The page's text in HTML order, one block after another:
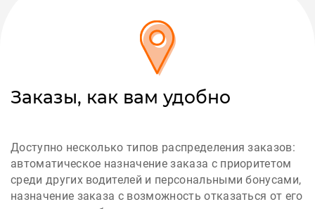
Заказы, как вам удобно
Доступно несколько типов распределения заказов:
автоматическое назначение заказа с приоритетом
среди других водителей и персональными бонусами,
назначение заказа с возможность отказаться от его